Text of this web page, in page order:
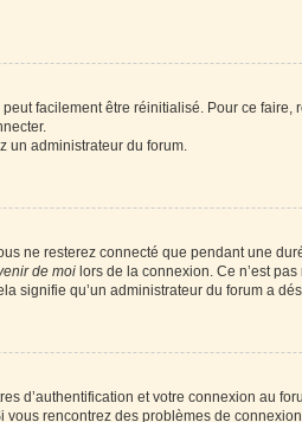
facilement être réinitialisé. Pour ce
un administrateur du forum.
ne resterez connecté que pendant une
de moi lors de la connexion. Ce n’est
signifie qu’un administrateur du forum a
d’authentification et votre connexion au
rencontrez des problèmes de